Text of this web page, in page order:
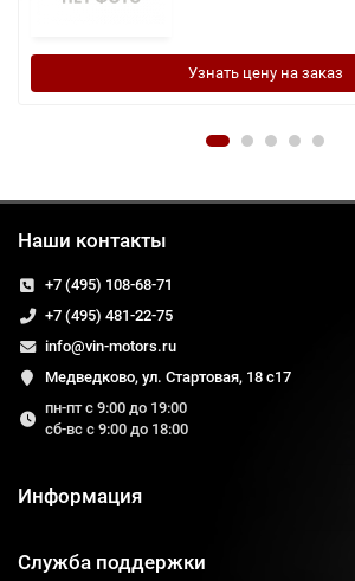
Узнать цену на заказ
Наши контакты
+7 (495) 108-68-71
+7 (495) 481-22-75
info@vin-motors.ru
Медведково, ул. Стартовая, 18 с17
пн-пт с 9:00 до 19:00
сб-вс с 9:00 до 18:00
Информация
Служба поддержки